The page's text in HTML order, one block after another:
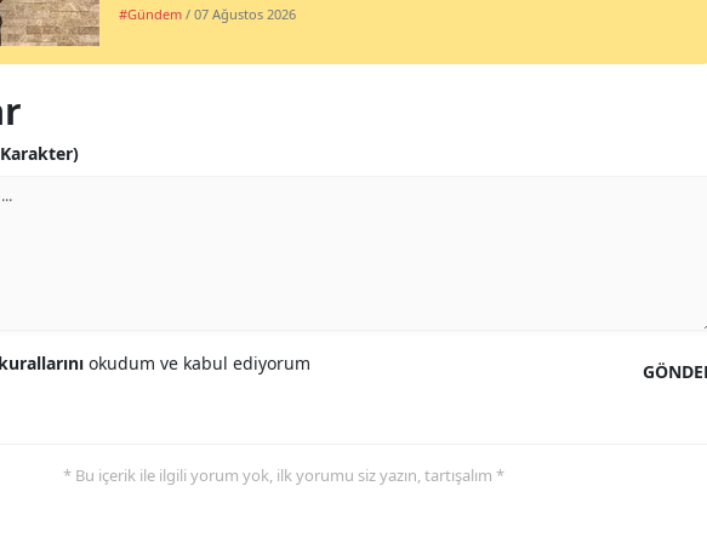
#Gündem / 07 Ağustos 2026
okudum ve kabul ediyorum
* Bu içerik ile ilgili yorum yok, ilk yorumu siz yazın, tartışalım *